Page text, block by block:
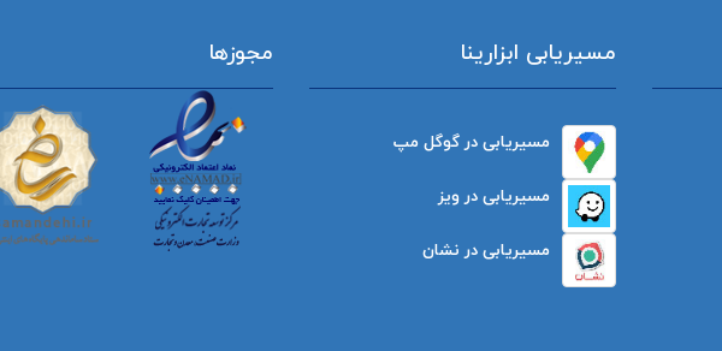
مسیریابی ابزارینا
مسیریابی در گوگل مپ
مسیریابی در ویز
مسیریابی در نشان
مجوزها